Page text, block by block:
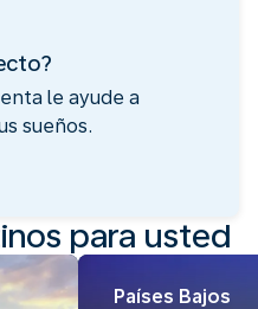
le ayude a
sueños.
para usted
Países Bajos